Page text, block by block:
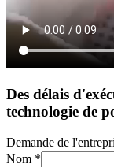
Des délais
technologie de
Demande de
Nom *